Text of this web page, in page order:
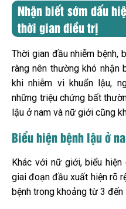
Nhận biết sớm dấu
thời gian điều trị
Thời gian đầu nhiễm bệnh,
ràng nên thường khó nhận
khi nhiễm vi khuẩn lậu,
những triệu chứng bất
lậu ở nam và nữ giới cũng
Biểu hiện bệnh lậu ở
Khác với nữ giới, biểu
giai đoạn đầu xuất hiện rõ
bệnh trong khoảng từ 3 đến